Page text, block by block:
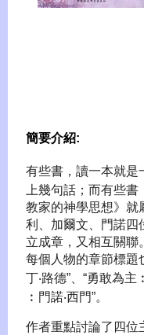
簡要介紹:
有些書，讀一本就是
上幾句話；而有些
教家的神學思想》就
利、加爾文、門諾四
立成章，又相互關聯
每個人物的章節標題
丁‧路德”、“勇敢為
︰門諾‧西門”。
作者重點討論了四位